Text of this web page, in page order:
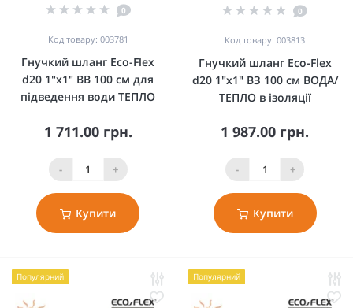
0
Код товару: 003781
Гнучкий шланг Eco-Flex
d20 1"х1" ВВ 100 см для
підведення води ТЕПЛО
1 711.00 грн.
- +
Купити
0
Код товару: 003813
Гнучкий шланг Eco-Flex
d20 1"х1" ВЗ 100 см ВОДА/
ТЕПЛО в ізоляції
1 987.00 грн.
- +
Купити
Популярний Популярний